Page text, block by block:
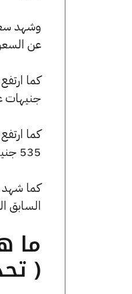
عن السعر السابق
جنيهات
535 جنيهات عن تحديثنا السابق لعيار الأونصة بالجنيه.
السابق الذي كان 53.62
( تحديث